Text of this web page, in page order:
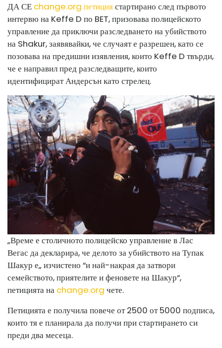
ДА СЕ change.org петициястартирано след първото
интервю на Keffe D по BET, призовава полицейското
управление да приключи разследването на убийството
на Shakur, заявявайки, че случаят е разрешен, като се
позовава на предишни изявления, които Keffe D твърди,
че е направил пред разследващите, които
идентифицират Андерсън като стрелец.
„Време е столичното полицейско управление в Лас
Вегас да декларира, че делото за убийството на Тупак
Шакур е„ изчистено “и най-накрая да затвори
семейството, приятелите и феновете на Шакур“,
петицията на change.org чете.
Петицията е получила повече от 2500 от 5000 подписа,
които тя е планирала да получи при стартирането си
преди два месеца.